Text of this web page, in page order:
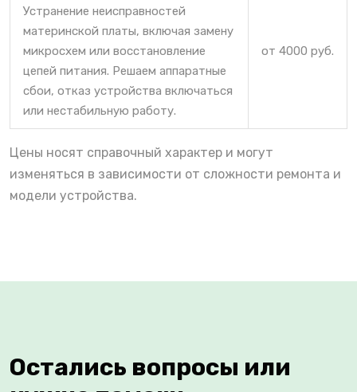
Устранение неисправностей
материнской платы, включая замену
микросхем или восстановление
цепей питания. Решаем аппаратные
сбои, отказ устройства включаться
или нестабильную работу.
от 4000 руб.
Цены носят справочный характер и могут
изменяться в зависимости от сложности ремонта и
модели устройства.
Остались вопросы или